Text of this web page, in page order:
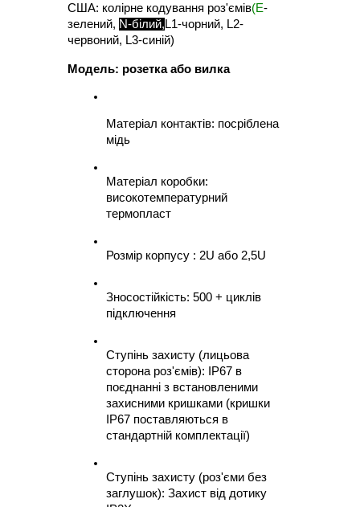
США: колірне кодування роз'ємів(E-
зелений, N-білий, L1-чорний, L2-
червоний, L3-синій)
Модель: розетка або вилка
Матеріал контактів: посріблена
мідь
Матеріал коробки:
високотемпературний
термопласт
Розмір корпусу : 2U або 2,5U
Зносостійкість: 500 + циклів
підключення
Ступінь захисту (лицьова
сторона роз'ємів): IP67 в
поєднанні з встановленими
захисними кришками (кришки
IP67 поставляються в
стандартній комплектації)
Ступінь захисту (роз'єми без
заглушок): Захист від дотику